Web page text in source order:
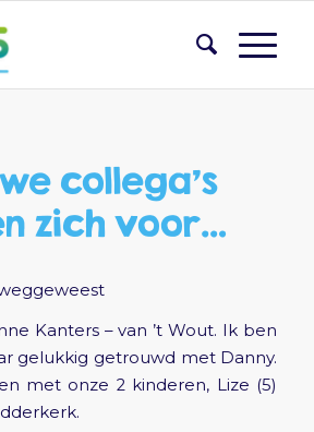
collega’s
zich voor…
Kanters – van ’t Wout. Ik ben
gelukkig getrouwd met Danny.
met onze 2 kinderen, Lize (5)